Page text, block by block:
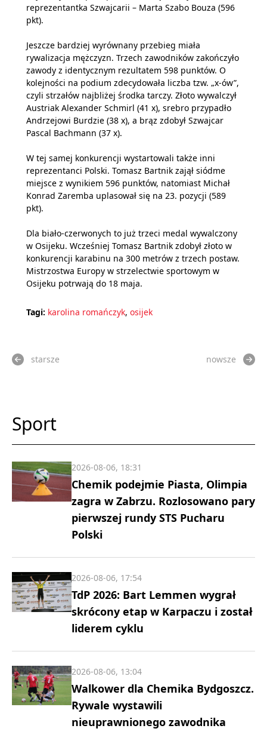
reprezentantka Szwajcarii – Marta Szabo Bouza (596
pkt).
Jeszcze bardziej wyrównany przebieg miała
rywalizacja mężczyzn. Trzech zawodników zakończyło
zawody z identycznym rezultatem 598 punktów. O
kolejności na podium zdecydowała liczba tzw. „x-ów”,
czyli strzałów najbliżej środka tarczy. Złoto wywalczył
Austriak Alexander Schmirl (41 x), srebro przypadło
Andrzejowi Burdzie (38 x), a brąz zdobył Szwajcar
Pascal Bachmann (37 x).
W tej samej konkurencji wystartowali także inni
reprezentanci Polski. Tomasz Bartnik zajął siódme
miejsce z wynikiem 596 punktów, natomiast Michał
Konrad Zaremba uplasował się na 23. pozycji (589
pkt).
Dla biało-czerwonych to już trzeci medal wywalczony
w Osijeku. Wcześniej Tomasz Bartnik zdobył złoto w
konkurencji karabinu na 300 metrów z trzech postaw.
Mistrzostwa Europy w strzelectwie sportowym w
Osijeku potrwają do 18 maja.
Tagi: karolina romańczyk, osijek
starsze nowsze
Sport
Chemik podejmie Piasta, Olimpia
zagra w Zabrzu. Rozlosowano pary
pierwszej rundy STS Pucharu
Polski
2026-08-06, 18:31
TdP 2026: Bart Lemmen wygrał
skrócony etap w Karpaczu i został
liderem cyklu
2026-08-06, 17:54
Walkower dla Chemika Bydgoszcz.
Rywale wystawili
nieuprawnionego zawodnika
2026-08-06, 13:04